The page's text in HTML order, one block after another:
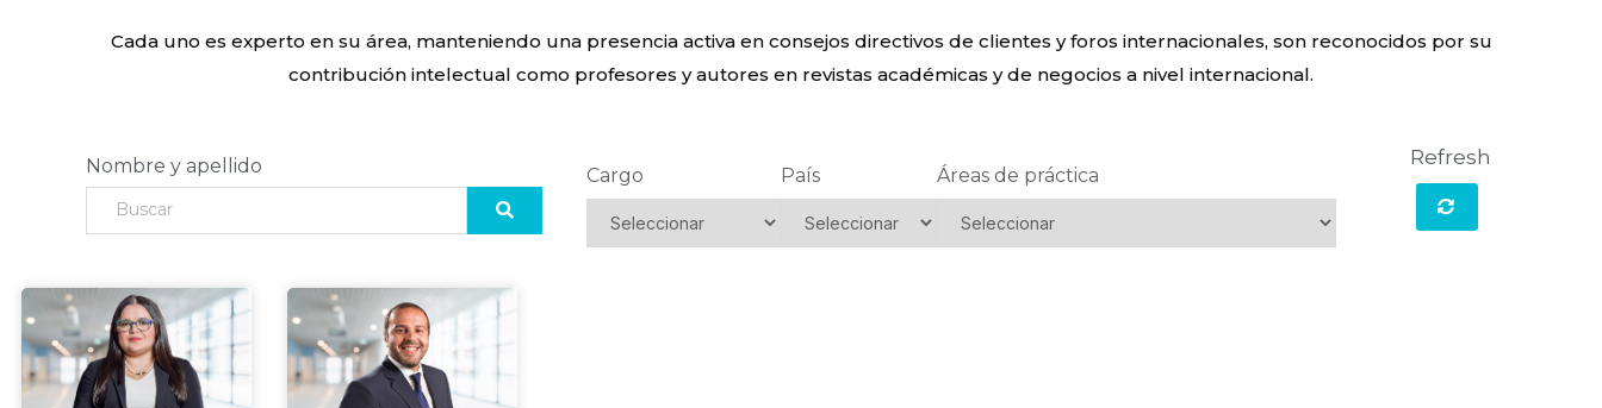
Cada uno es experto en su área, manteniendo una presencia activa en consejos directivos de clientes y foros internacionales, son reconocidos por su
contribución intelectual como profesores y autores en revistas académicas y de negocios a nivel internacional.
Nombre y apellido Cargo País Áreas de práctica
Refresh